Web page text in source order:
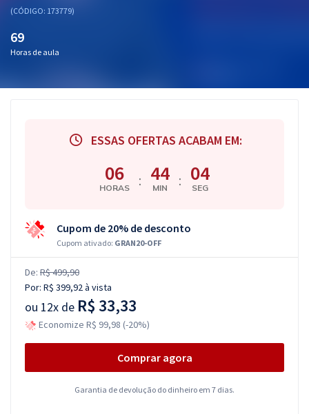
OAB
Mentorias
(CÓDIGO: 173779)
69
Horas de aula
ESSAS OFERTAS ACABAM EM:
06
HORAS : 44
MIN : 04
SEG
Cupom de 20% de desconto
Cupom ativado: GRAN20-OFF
De: R$ 499,90
Por: R$ 399,92à vista
ou 12x de R$ 33,33
Economize R$ 99,98 (-20%)
Comprar agora
Garantia de devolução do dinheiro em 7 dias.